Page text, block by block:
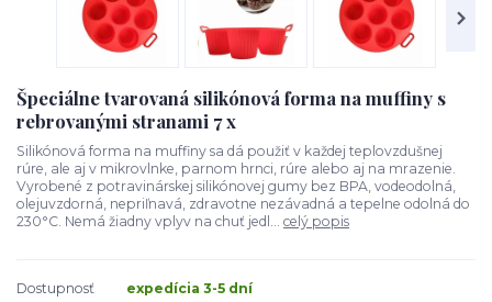
Špeciálne tvarovaná silikónová forma na muffiny s
rebrovanými stranami 7 x
Silikónová forma na muffiny sa dá použiť v každej teplovzdušnej
rúre, ale aj v mikrovlnke, parnom hrnci, rúre alebo aj na mrazenie.
Vyrobené z potravinárskej silikónovej gumy bez BPA, vodeodolná,
olejuvzdorná, nepriľnavá, zdravotne nezávadná a tepelne odolná do
230°C. Nemá žiadny vplyv na chuť jedl... celý popis
Dostupnosť expedícia 3-5 dní